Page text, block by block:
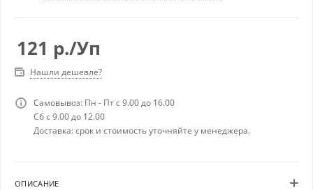
121 р./Уп
Нашли дешевле?
Самовывоз: Пн - Пт с 9.00 до 16.00
Сб с 9.00 до 12.00
Доставка: срок и стоимость уточняйте у менеджера.
ОПИСАНИЕ